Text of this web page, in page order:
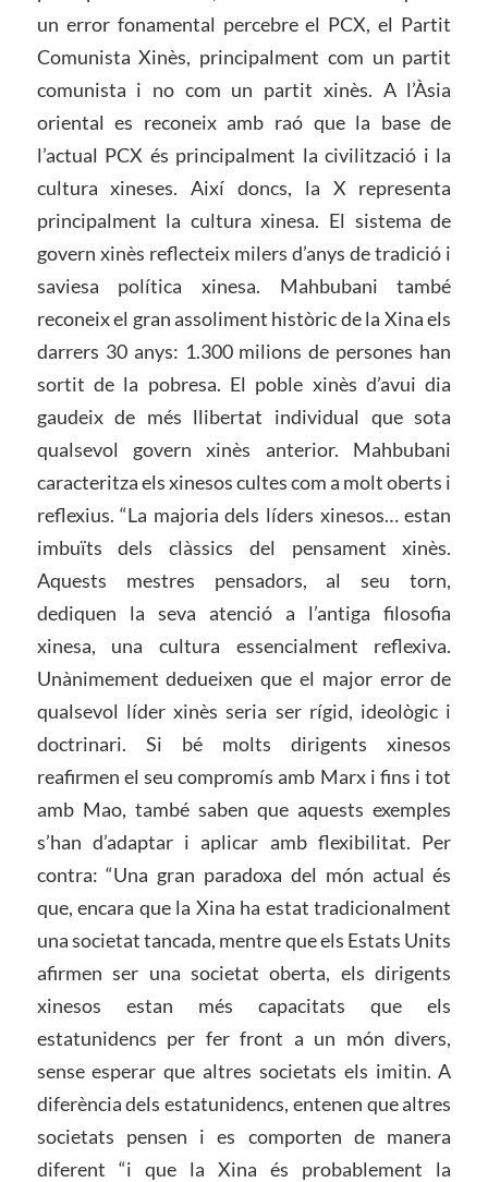
un error fonamental percebre el PCX, el Partit
Comunista Xinès, principalment com un partit
comunista i no com un partit xinès. A l’Àsia
oriental es reconeix amb raó que la base de
l’actual PCX és principalment la civilització i la
cultura xineses. Així doncs, la X representa
principalment la cultura xinesa. El sistema de
govern xinès reflecteix milers d’anys de tradició i
saviesa política xinesa. Mahbubani també
reconeix el gran assoliment històric de la Xina els
darrers 30 anys: 1.300 milions de persones han
sortit de la pobresa. El poble xinès d’avui dia
gaudeix de més llibertat individual que sota
qualsevol govern xinès anterior. Mahbubani
caracteritza els xinesos cultes com a molt oberts i
reflexius. “La majoria dels líders xinesos… estan
imbuïts dels clàssics del pensament xinès.
Aquests mestres pensadors, al seu torn,
dediquen la seva atenció a l’antiga filosofia
xinesa, una cultura essencialment reflexiva.
Unànimement dedueixen que el major error de
qualsevol líder xinès seria ser rígid, ideològic i
doctrinari. Si bé molts dirigents xinesos
reafirmen el seu compromís amb Marx i fins i tot
amb Mao, també saben que aquests exemples
s’han d’adaptar i aplicar amb flexibilitat. Per
contra: “Una gran paradoxa del món actual és
que, encara que la Xina ha estat tradicionalment
una societat tancada, mentre que els Estats Units
afirmen ser una societat oberta, els dirigents
xinesos estan més capacitats que els
estatunidencs per fer front a un món divers,
sense esperar que altres societats els imitin. A
diferència dels estatunidencs, entenen que altres
societats pensen i es comporten de manera
diferent “i que la Xina és probablement la